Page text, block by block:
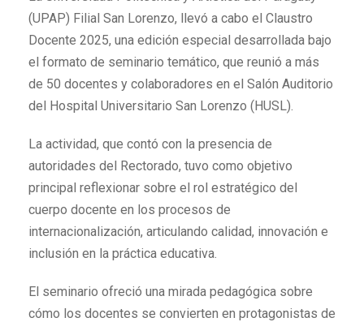
(UPAP) Filial San Lorenzo, llevó a cabo el Claustro
Docente 2025, una edición especial desarrollada bajo
el formato de seminario temático, que reunió a más
de 50 docentes y colaboradores en el Salón Auditorio
del Hospital Universitario San Lorenzo (HUSL).
La actividad, que contó con la presencia de
autoridades del Rectorado, tuvo como objetivo
principal reflexionar sobre el rol estratégico del
cuerpo docente en los procesos de
internacionalización, articulando calidad, innovación e
inclusión en la práctica educativa.
El seminario ofreció una mirada pedagógica sobre
cómo los docentes se convierten en protagonistas de